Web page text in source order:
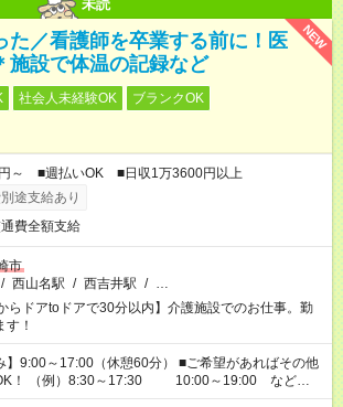
未読
NEW
た／看護師を卒業する前に！医
施設で体温の記録など
社会人未経験OK
ブランクOK
～ ■週払いOK ■日収1万3600円以上
途支給あり
費全額支給
市
/ 西山名駅 / 西吉井駅 / …
らドアtoドアで30分以内】介護施設でのお仕事。勤
す！
～17:00（休憩60分） ■ご希望があればその他
！ （例）8:30～17:30 10:00～19:00 など
休みを合わせたい」 「できれば残業はしたくない」